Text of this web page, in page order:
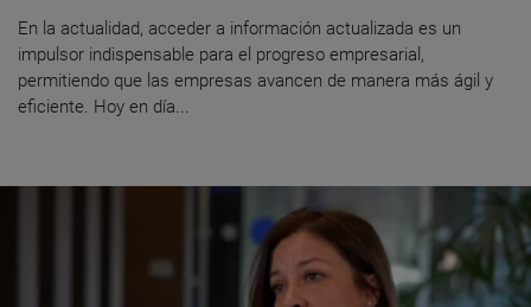
En la actualidad, acceder a información actualizada es un
impulsor indispensable para el progreso empresarial,
permitiendo que las empresas avancen de manera más ágil y
eficiente. Hoy en día...